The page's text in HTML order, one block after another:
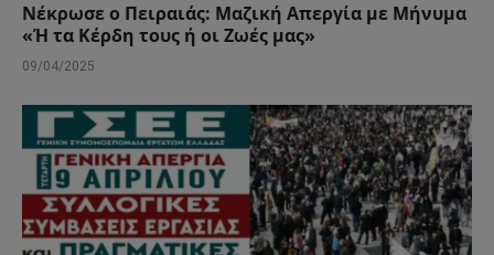
Νέκρωσε ο Πειραιάς: Μαζική Απεργία με Μήνυμα
«Ή τα Κέρδη τους ή οι Ζωές μας»
09/04/2025